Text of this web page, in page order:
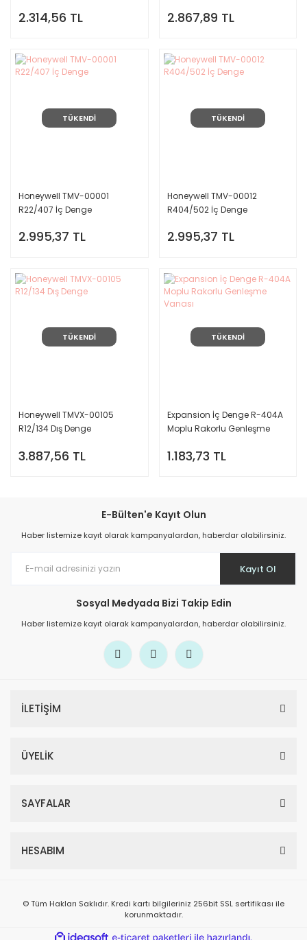
2.314,56 TL 2.867,89 TL
TÜKENDİ
Honeywell TMV-00001
R22/407 İç Denge
2.995,37 TL
TÜKENDİ
Honeywell TMV-00012
R404/502 İç Denge
2.995,37 TL
TÜKENDİ
Honeywell TMVX-00105
R12/134 Dış Denge
3.887,56 TL
TÜKENDİ
Expansion İç Denge R-404A
Moplu Rakorlu Genleşme
1.183,73 TL
E-Bülten'e Kayıt Olun
Haber listemize kayıt olarak kampanyalardan, haberdar olabilirsiniz.
Kayıt Ol
Sosyal Medyada Bizi Takip Edin
Haber listemize kayıt olarak kampanyalardan, haberdar olabilirsiniz.
İLETİŞİM
ÜYELİK
SAYFALAR
HESABIM
© Tüm Hakları Saklıdır. Kredi kartı bilgileriniz 256bit SSL sertifikası ile
korunmaktadır.
ideasoft e-